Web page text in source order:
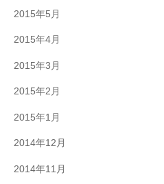
2015年5月
2015年4月
2015年3月
2015年2月
2015年1月
2014年12月
2014年11月